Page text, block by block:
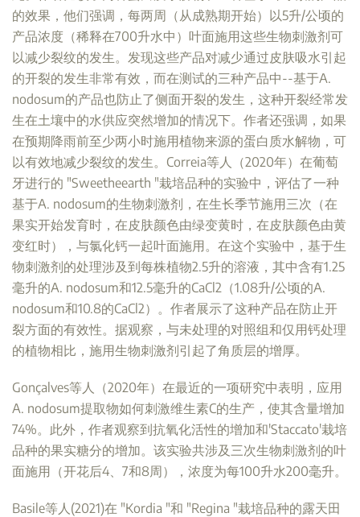
的效果，他们强调，每两周（从成熟期开始）以5升/公顷的
产品浓度（稀释在700升水中）叶面施用这些生物刺激剂可
以减少裂纹的发生。发现这些产品对减少通过皮肤吸水引起
的开裂的发生非常有效，而在测试的三种产品中--基于A.
nodosum的产品也防止了侧面开裂的发生，这种开裂经常发
生在土壤中的水供应突然增加的情况下。作者还强调，如果
在预期降雨前至少两小时施用植物来源的蛋白质水解物，可
以有效地减少裂纹的发生。Correia等人（2020年）在葡萄
牙进行的 "Sweetheearth "栽培品种的实验中，评估了一种
基于A. nodosum的生物刺激剂，在生长季节施用三次（在
果实开始发育时，在皮肤颜色由绿变黄时，在皮肤颜色由黄
变红时），与氯化钙一起叶面施用。在这个实验中，基于生
物刺激剂的处理涉及到每株植物2.5升的溶液，其中含有1.25
毫升的A. nodosum和12.5毫升的CaCl2（1.08升/公顷的A.
nodosum和10.8的CaCl2）。作者展示了这种产品在防止开
裂方面的有效性。据观察，与未处理的对照组和仅用钙处理
的植物相比，施用生物刺激剂引起了角质层的增厚。
Gonçalves等人（2020年）在最近的一项研究中表明，应用
A. nodosum提取物如何刺激维生素C的生产，使其含量增加
74%。此外，作者观察到抗氧化活性的增加和'Staccato'栽培
品种的果实糖分的增加。该实验共涉及三次生物刺激剂的叶
面施用（开花后4、7和8周），浓度为每100升水200毫升。
Basile等人(2021)在 "Kordia "和 "Regina "栽培品种的露天田